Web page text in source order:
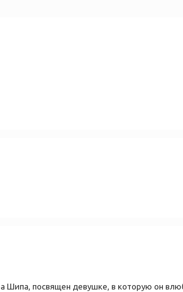
Шипа, посвящен девушке, в которую он